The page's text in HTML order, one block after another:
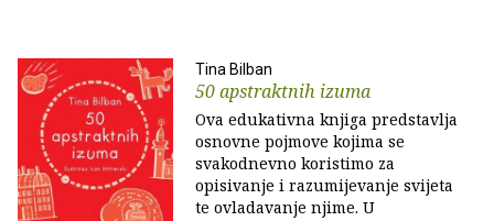
Tina Bilban
50 apstraktnih izuma
Ova edukativna knjiga predstavlja
osnovne pojmove kojima se
svakodnevno koristimo za
opisivanje i razumijevanje svijeta
te ovladavanje njime. U